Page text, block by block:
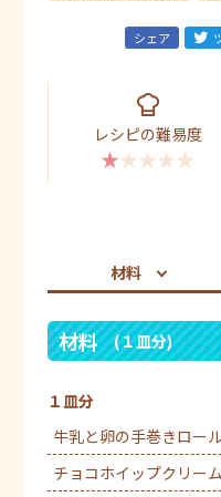
シェア
レシピの難易度
★★★★★
材料
材料 (１皿分)
１皿分
牛乳と卵の手巻きロー
チョコホイップクリーム